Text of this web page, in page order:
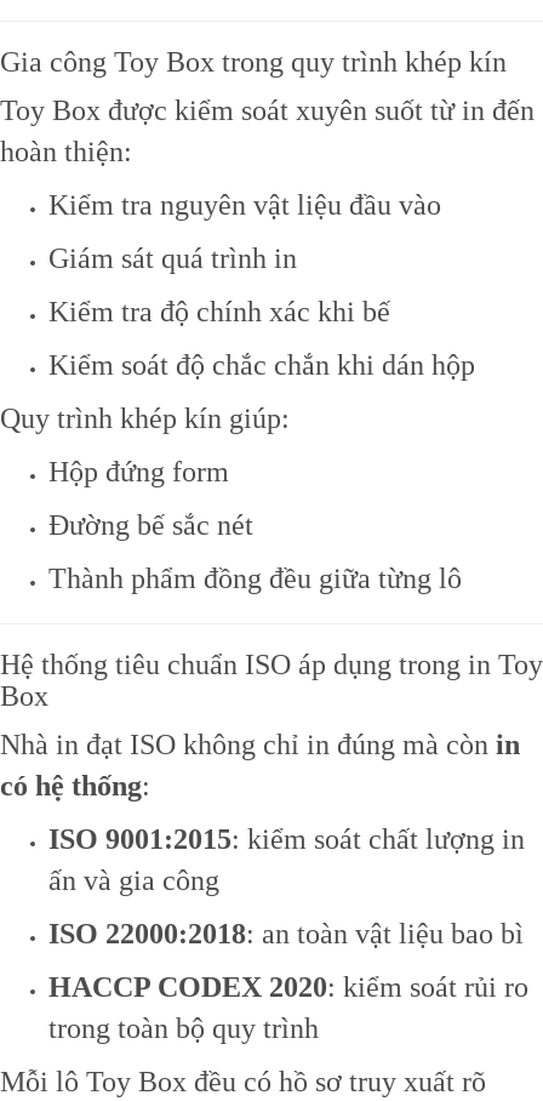
Gia công Toy Box trong quy trình khép kín
Toy Box được kiểm soát xuyên suốt từ in đến
hoàn thiện:
Kiểm tra nguyên vật liệu đầu vào
Giám sát quá trình in
Kiểm tra độ chính xác khi bế
Kiểm soát độ chắc chắn khi dán hộp
Quy trình khép kín giúp:
Hộp đứng form
Đường bế sắc nét
Thành phẩm đồng đều giữa từng lô
Hệ thống tiêu chuẩn ISO áp dụng trong in Toy
Box
Nhà in đạt ISO không chỉ in đúng mà còn in
có hệ thống:
ISO 9001:2015: kiểm soát chất lượng in
ấn và gia công
ISO 22000:2018: an toàn vật liệu bao bì
HACCP CODEX 2020: kiểm soát rủi ro
trong toàn bộ quy trình
Mỗi lô Toy Box đều có hồ sơ truy xuất rõ